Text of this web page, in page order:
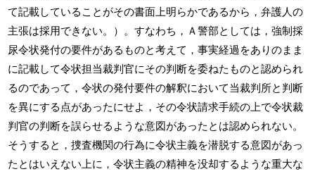
て記載していることがその書面上明らかであるから，弁護人の
主張は採用できない。）。すなわち，Ａ警部としては，強制採
尿令状発付の要件があるものと考えて，事実経過をありのまま
に記載して令状担当裁判官にその判断を委ねたものと認められ
るのであって，令状の発付要件の解釈において当裁判所と判断
を異にする点があったにせよ，その令状請求手続の上で令状裁
判官の判断を誤らせるような意図があったとは認められない。
そうすると，捜査機関の行為に令状主義を潜脱する意図があっ
たとはいえない上に，令状主義の精神を没却するような重大な